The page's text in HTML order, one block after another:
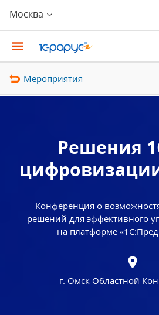
Москва
Мероприятия
Решения
Конференция о
решений для эффективного
на платформе
г. Омск Областной